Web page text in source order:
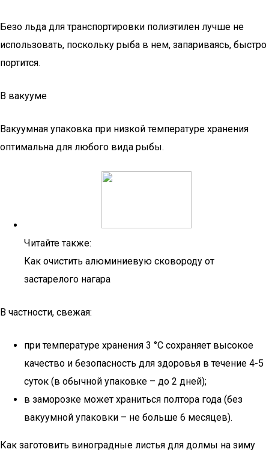
Безо льда для транспортировки полиэтилен лучше не
использовать, поскольку рыба в нем, запариваясь, быстро
портится.
В вакууме
Вакуумная упаковка при низкой температуре хранения
оптимальна для любого вида рыбы.
Читайте также:
Как очистить алюминиевую сковороду от
застарелого нагара
В частности, свежая:
при температуре хранения 3 °C сохраняет высокое
качество и безопасность для здоровья в течение 4-5
суток (в обычной упаковке – до 2 дней);
в заморозке может храниться полтора года (без
вакуумной упаковки – не больше 6 месяцев).
Как заготовить виноградные листья для долмы на зиму